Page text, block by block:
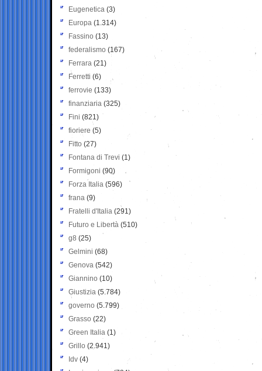
Eugenetica (3)
Europa (1.314)
Fassino (13)
federalismo (167)
Ferrara (21)
Ferretti (6)
ferrovie (133)
finanziaria (325)
Fini (821)
fioriere (5)
Fitto (27)
Fontana di Trevi (1)
Formigoni (90)
Forza Italia (596)
frana (9)
Fratelli d'Italia (291)
Futuro e Libertà (510)
g8 (25)
Gelmini (68)
Genova (542)
Giannino (10)
Giustizia (5.784)
governo (5.799)
Grasso (22)
Green Italia (1)
Grillo (2.941)
Idv (4)